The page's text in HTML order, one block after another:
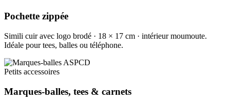
Pochette zippée
Simili cuir avec logo brodé · 18 × 17 cm · intérieur moumoute.
Idéale pour tees, balles ou téléphone.
Petits accessoires
Marques-balles, tees & carnets